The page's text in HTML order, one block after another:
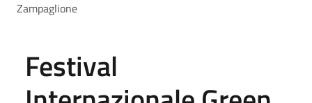
Zampaglione
Festival